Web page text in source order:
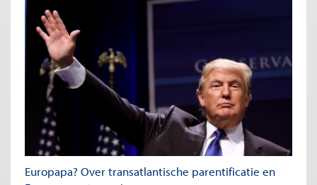
Europapa? Over transatlantische parentificatie en